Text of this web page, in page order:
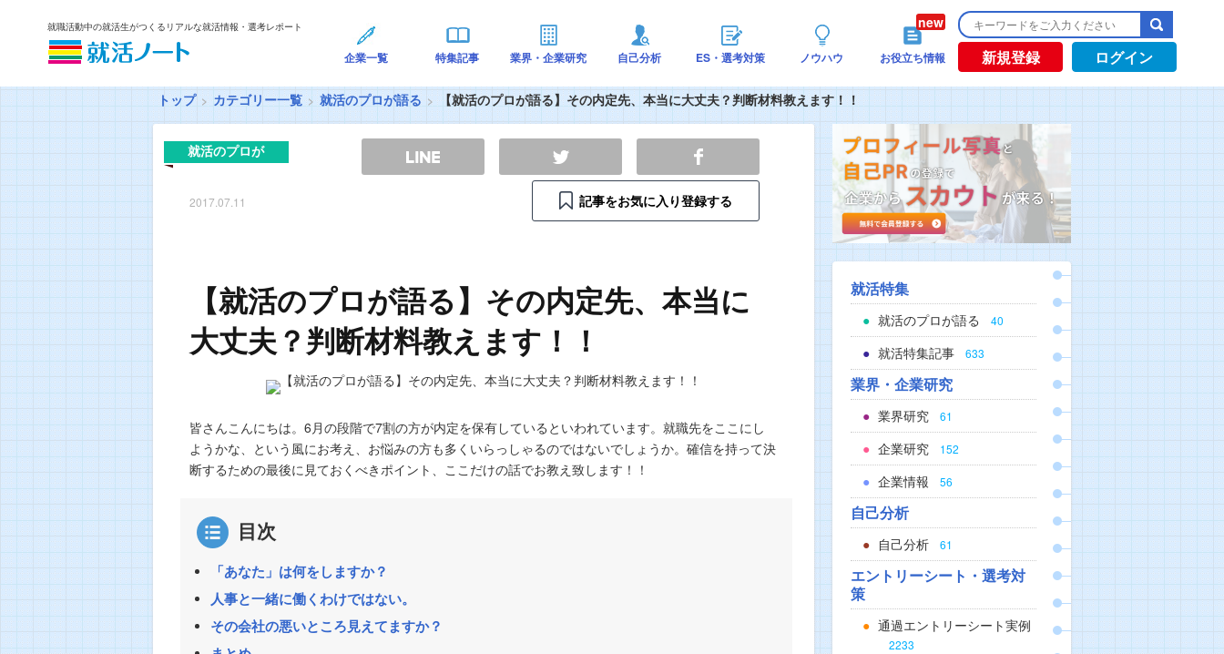
就職活動中の就活生がつくるリアルな就活情報・選考レポート
企業一覧 特集記事 業界・企業研究 自己分析 ES・選考対策 ノウハウ お役立ち情報 新規登録 ログイン
トップ カテゴリー一覧 就活のプロが語る 【就活のプロが語る】その内定先、本当に大丈夫？判断材料教えます！！
就活のプロが
2017.07.11 記事をお気に入り登録する
【就活のプロが語る】その内定先、本当に
大丈夫？判断材料教えます！！
皆さんこんにちは。6月の段階で7割の方が内定を保有しているといわれています。就職先をここにし
ようかな、という風にお考え、お悩みの方も多くいらっしゃるのではないでしょうか。確信を持って決
断するための最後に見ておくべきポイント、ここだけの話でお教え致します！！
目次
「あなた」は何をしますか？
人事と一緒に働くわけではない。
その会社の悪いところ見えてますか？
就活特集
就活のプロが語る 40
就活特集記事 633
業界・企業研究
業界研究 61
企業研究 152
企業情報 56
自己分析
自己分析 61
エントリーシート・選考対
策
通過エントリーシート実例
2233